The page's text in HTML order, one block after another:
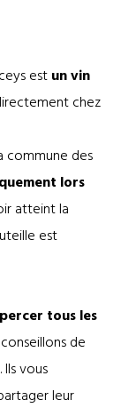
estun vin
chez
commune des
lors
atteint la
est
percer tous les
de
. Ils vous
leur